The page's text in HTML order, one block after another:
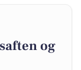
og